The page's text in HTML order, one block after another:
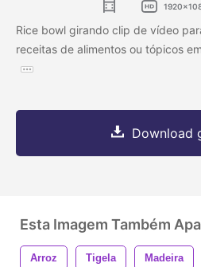
Rice bowl girando clip de vídeo
receitas de alimentos ou tópicos
Download
Esta Imagem Também
Arroz Tigela Madeira